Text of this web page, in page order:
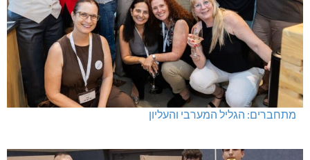
מתחברים: הגליל המערבי והעליון